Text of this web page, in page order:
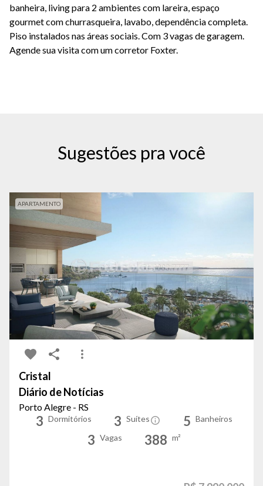
banheira, living para 2 ambientes com lareira, espaço
gourmet com churrasqueira, lavabo, dependência completa.
Piso instalados nas áreas sociais. Com 3 vagas de garagem.
Agende sua visita com um corretor Foxter.
Sugestões pra você
APARTAMENTO
Cristal
Diário de Notícias
Porto Alegre - RS
3 Dormitórios 3 Suítes 5 Banheiros
3 Vagas 388 m²